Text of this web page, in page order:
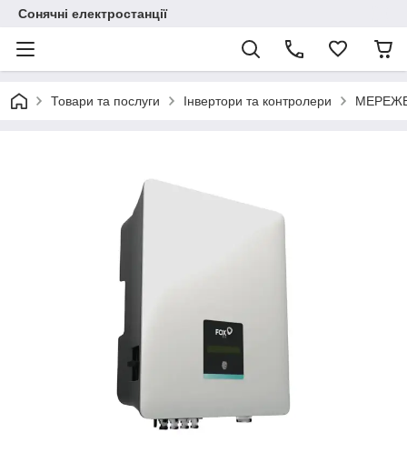
Сонячні електростанції
Товари та послуги Інвертори та контролери